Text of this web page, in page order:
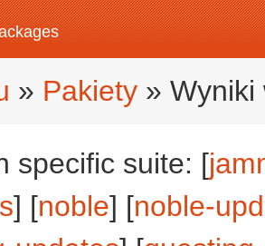
» Pakiety » Wyniki
specific suite: [
] [noble] [noble-